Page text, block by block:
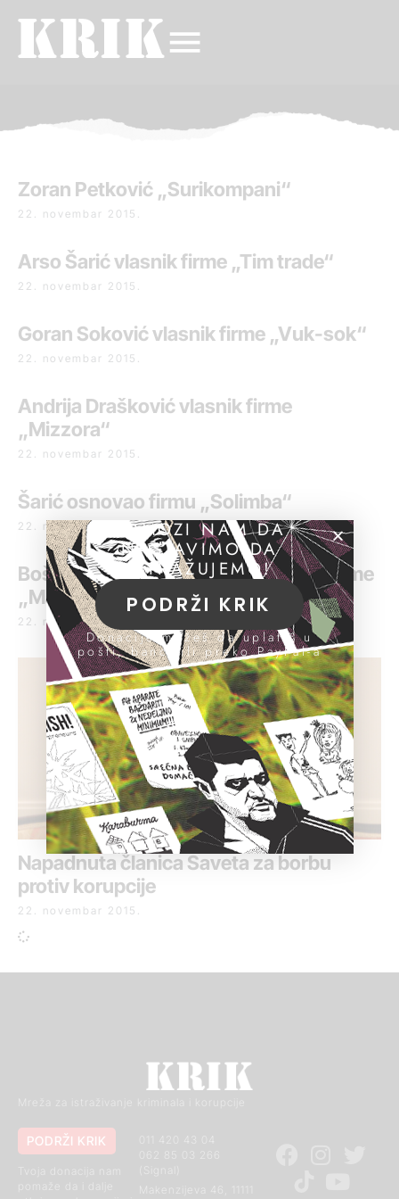
Zoran Petković „Surikompani“
22. novembar 2015.
Arso Šarić vlasnik firme „Tim trade“
22. novembar 2015.
Goran Soković vlasnik firme „Vuk-sok“
22. novembar 2015.
Andrija Drašković vlasnik firme
„Mizzora“
22. novembar 2015.
Šarić osnovao firmu „Solimba“
22. novembar 2015.
Boško Nedić i Vitomir Bajić vlasnici firme
„Man-co“
22. novembar 2015.
Napadnuta članica Saveta za borbu
protiv korupcije
22. novembar 2015.
Mreža za istraživanje kriminala i korupcije
011 420 43 04
Makenzijeva 46, 11111
PODRŽI KRIK
POMOZI NAM DA
NASTAVIMO DA
ISTRAŽUJEMO!
PODRŽI KRIK
Donacije možeš da uplatiš u
pošti, banci ili preko PayPal-a